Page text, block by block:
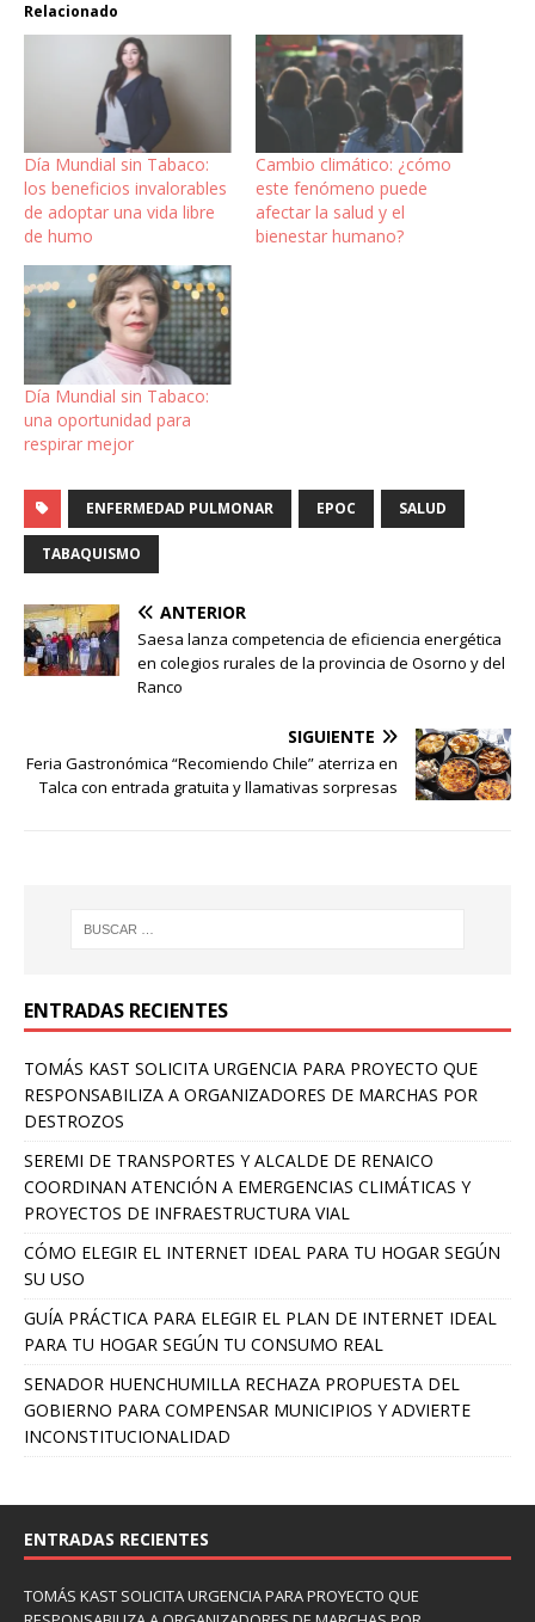
Relacionado
Día Mundial sin Tabaco:
los beneficios invalorables
de adoptar una vida libre
de humo
Cambio climático: ¿cómo
este fenómeno puede
afectar la salud y el
bienestar humano?
Día Mundial sin Tabaco:
una oportunidad para
respirar mejor
ENFERMEDAD PULMONAR EPOC SALUD
TABAQUISMO
ANTERIOR
Saesa lanza competencia de eficiencia energética
en colegios rurales de la provincia de Osorno y del
Ranco
SIGUIENTE
Feria Gastronómica “Recomiendo Chile” aterriza en
Talca con entrada gratuita y llamativas sorpresas
ENTRADAS RECIENTES
TOMÁS KAST SOLICITA URGENCIA PARA PROYECTO QUE
RESPONSABILIZA A ORGANIZADORES DE MARCHAS POR
DESTROZOS
SEREMI DE TRANSPORTES Y ALCALDE DE RENAICO
COORDINAN ATENCIÓN A EMERGENCIAS CLIMÁTICAS Y
PROYECTOS DE INFRAESTRUCTURA VIAL
CÓMO ELEGIR EL INTERNET IDEAL PARA TU HOGAR SEGÚN
SU USO
GUÍA PRÁCTICA PARA ELEGIR EL PLAN DE INTERNET IDEAL
PARA TU HOGAR SEGÚN TU CONSUMO REAL
SENADOR HUENCHUMILLA RECHAZA PROPUESTA DEL
GOBIERNO PARA COMPENSAR MUNICIPIOS Y ADVIERTE
INCONSTITUCIONALIDAD
ENTRADAS RECIENTES
TOMÁS KAST SOLICITA URGENCIA PARA PROYECTO QUE